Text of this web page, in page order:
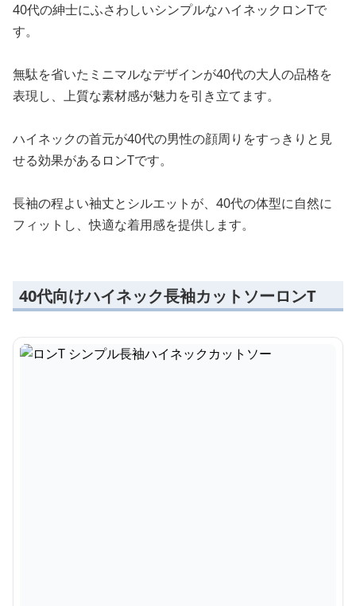
40代の紳士にふさわしいシンプルなハイネックロンTで
す。
無駄を省いたミニマルなデザインが40代の大人の品格を
表現し、上質な素材感が魅力を引き立てます。
ハイネックの首元が40代の男性の顔周りをすっきりと見
せる効果があるロンTです。
長袖の程よい袖丈とシルエットが、40代の体型に自然に
フィットし、快適な着用感を提供します。
40代向けハイネック長袖カットソーロンT